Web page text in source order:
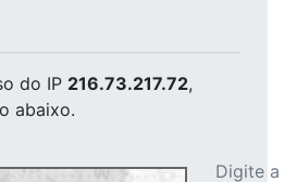
do IP 216.73.217.72,
abaixo.
Digite